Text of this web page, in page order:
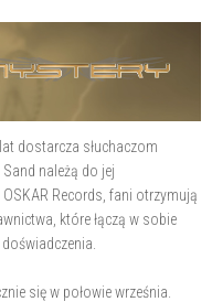
dostarcza słuchaczom
należą do jej
Records, fani otrzymują
które łączą w sobie
się w połowie września.